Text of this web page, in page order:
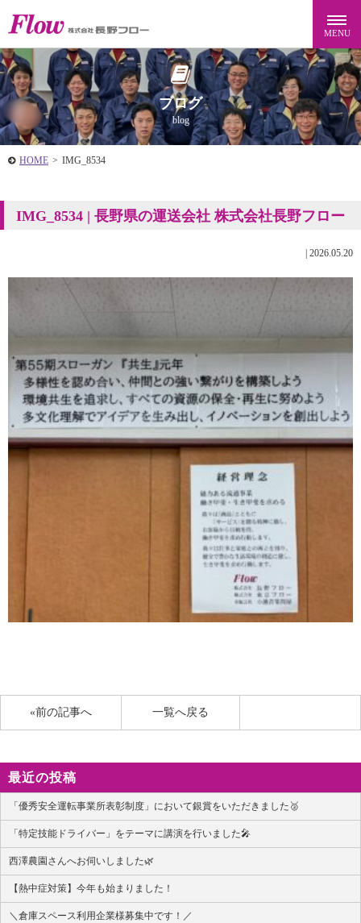
ブログ
blog
HOME > IMG_8534
IMG_8534 | 長野県の運送会社 株式会社長野フロー
2026.05.20
«前の記事へ 一覧へ戻る
最近の投稿
「優秀安全運転事業所表彰制度」において銀賞をいただきました🥈
「特定技能ドライバー」をテーマに講演を行いました🎤
西澤農園さんへお伺いしました🌿
【熱中症対策】今年も始まりました！
＼倉庫スペース利用企業様募集中です！／